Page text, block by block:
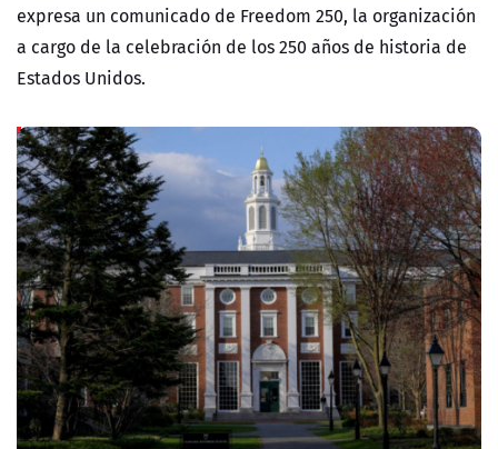
expresa un comunicado de Freedom 250, la organización
a cargo de la celebración de los 250 años de historia de
Estados Unidos.